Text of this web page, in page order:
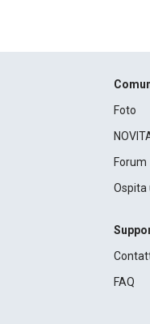
Foto
Forum
Ospita
FAQ